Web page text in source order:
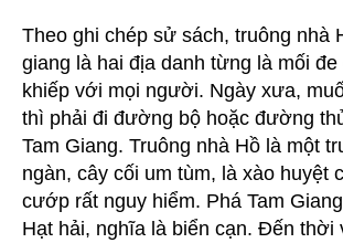
Theo ghi chép sử sách, truông nhà
giang là hai địa danh từng là mối đe
khiếp với mọi người. Ngày xưa,
thì phải đi đường bộ hoặc đường
Tam Giang. Truông nhà Hồ là một
ngàn, cây cối um tùm, là xào huyệt
cướp rất nguy hiểm. Phá Tam
Hạt hải, nghĩa là biển cạn. Đến thời